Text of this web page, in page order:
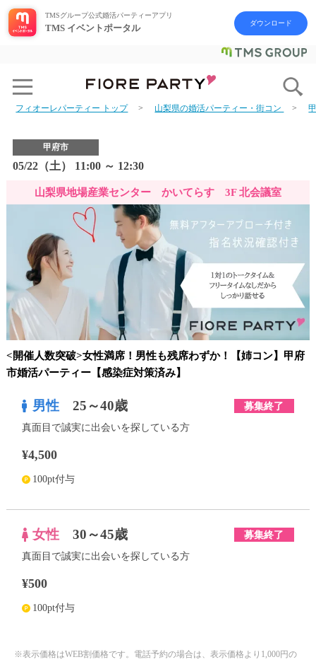
TMSグループ公式婚活パーティーアプリ
TMS イベントポータル ダウンロード
フィオーレパーティー トップ 山梨県の婚活パーティー・街コン
甲府市
05/22（土） 11:00 ～ 12:30
山梨県地場産業センター かいてらす 3F 北会議室
<開催人数突破>女性満席！男性も残席わずか！【姉コン】甲府
市婚活パーティー【感染症対策済み】
男性 25～40歳 募集終了
真面目で誠実に出会いを探している方
¥4,500
100pt付与
女性 30～45歳 募集終了
真面目で誠実に出会いを探している方
¥500
100pt付与
※表示価格はWEB割価格です。電話予約の場合は、表示価格より1,000円の